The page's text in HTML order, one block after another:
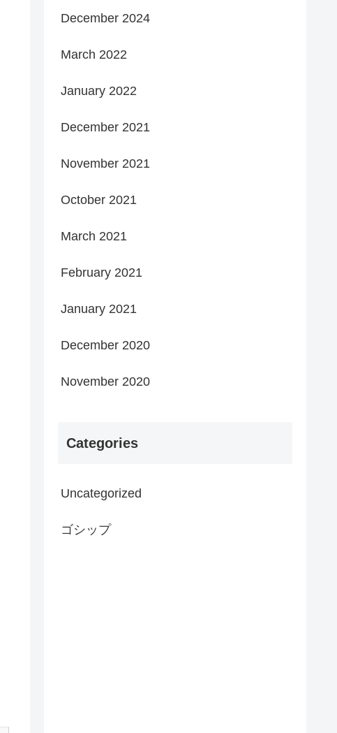
December 2024
March 2022
January 2022
December 2021
November 2021
October 2021
March 2021
February 2021
January 2021
December 2020
November 2020
Categories
Uncategorized
ゴシップ